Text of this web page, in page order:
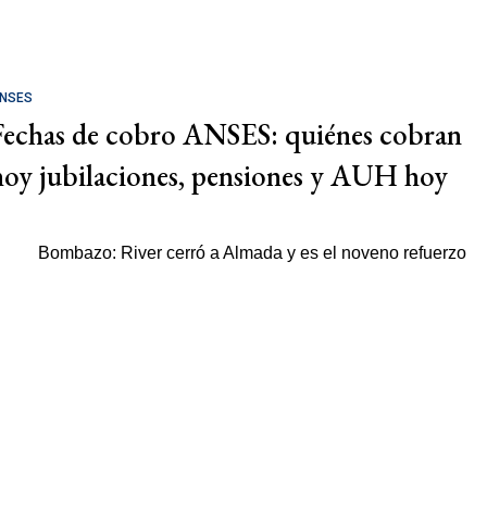
de cobro ANSES: quiénes cobran
jubilaciones, pensiones y AUH hoy